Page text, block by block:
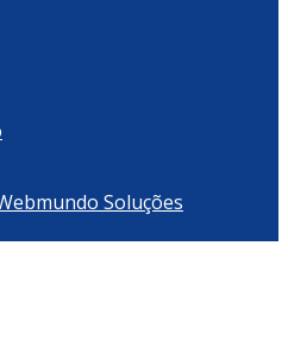
Soluções